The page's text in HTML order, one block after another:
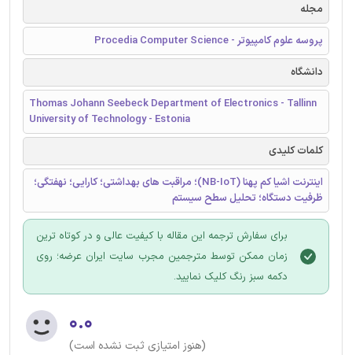
مجله
پروسه علوم کامپیوتر - Procedia Computer Science
دانشگاه
Thomas Johann Seebeck Department of Electronics - Tallinn
University of Technology - Estonia
کلمات کلیدی
اینترنت اشیا کم پهنا (NB-IoT)؛ مراقبت های بهداشتی؛ کارایی؛ نهفتگی؛
ظرفیت دستگاه؛ تحلیل سطح سیستم
برای سفارش ترجمه این مقاله با کیفیت عالی و در کوتاه ترین
زمان ممکن توسط مترجمین مجرب سایت ایران عرضه؛ روی
دکمه سبز رنگ کلیک نمایید.
۰.۰
(هنوز امتیازی ثبت نشده است)